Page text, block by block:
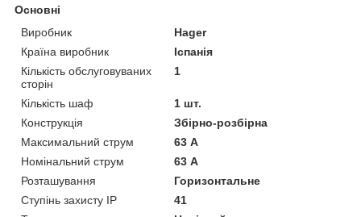
Основні
Виробник
Hager
Країна виробник
Іспанія
Кількість обслуговуваних
сторін
1
Кількість шаф
1 шт.
Конструкція
Збірно-розбірна
Максимальний струм
63 А
Номінальний струм
63 А
Розташування
Горизонтальне
Ступінь захисту IP
41